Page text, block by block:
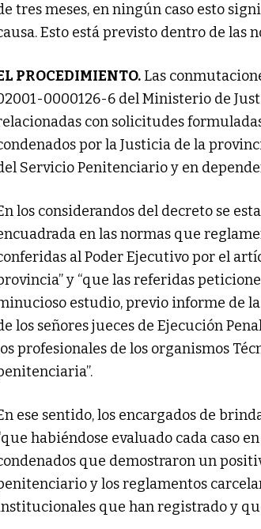
tres meses, en ningún caso esto
Esto está previsto dentro de las
PROCEDIMIENTO. Las
0000126-6 del Ministerio de
con solicitudes
por la Justicia de la
Servicio Penitenciario y en
los considerandos del decreto se
en las normas que
al Poder Ejecutivo por el
y “que las referidas
estudio, previo informe de
los señores jueces de Ejecución
profesionales de los organismos
ese sentido, los encargados de
habiéndose evaluado cada caso
que demostraron un
y los reglamentos
que han registrado y